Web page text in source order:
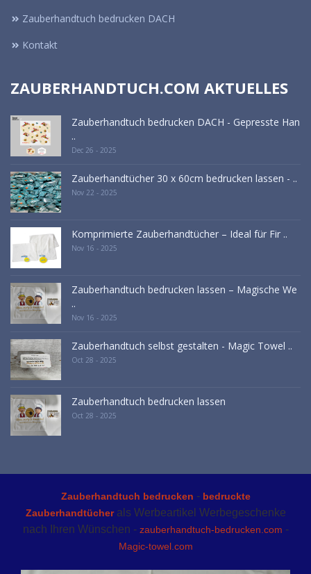
Zauberhandtuch bedrucken DACH
Kontakt
ZAUBERHANDTUCH.COM AKTUELLES
Zauberhandtuch bedrucken DACH - Gepresste Han
..
Dec 26 - 2025
Zauberhandtücher 30 x 60cm bedrucken lassen - ..
Nov 22 - 2025
Komprimierte Zauberhandtücher – Ideal für Fir ..
Nov 16 - 2025
Zauberhandtuch bedrucken lassen – Magische We
..
Nov 16 - 2025
Zauberhandtuch selbst gestalten - Magic Towel ..
Oct 28 - 2025
Zauberhandtuch bedrucken lassen
Oct 28 - 2025
Zauberhandtuch bedrucken - bedruckte
Zauberhandtücherals Werbeartikel Werbegeschenke
nach Ihren Wünschen - zauberhandtuch-bedrucken.com -
Magic-towel.com